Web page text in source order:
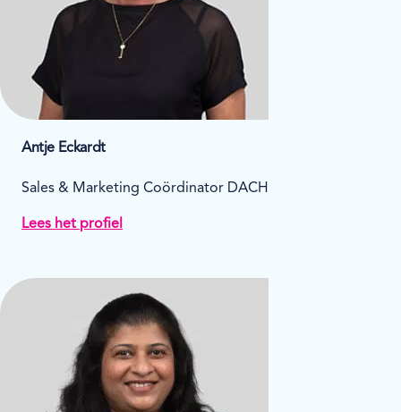
Antje Eckardt
Sales & Marketing Coördinator DACH
Lees het profiel